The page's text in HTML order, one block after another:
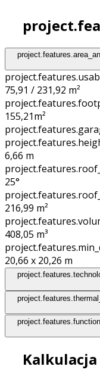
75,91 / 231,92 m²
155,21m²
6,66 m
25°
216,99 m²
408,05 m³
20,66 x 20,26 m
Kalkulacja